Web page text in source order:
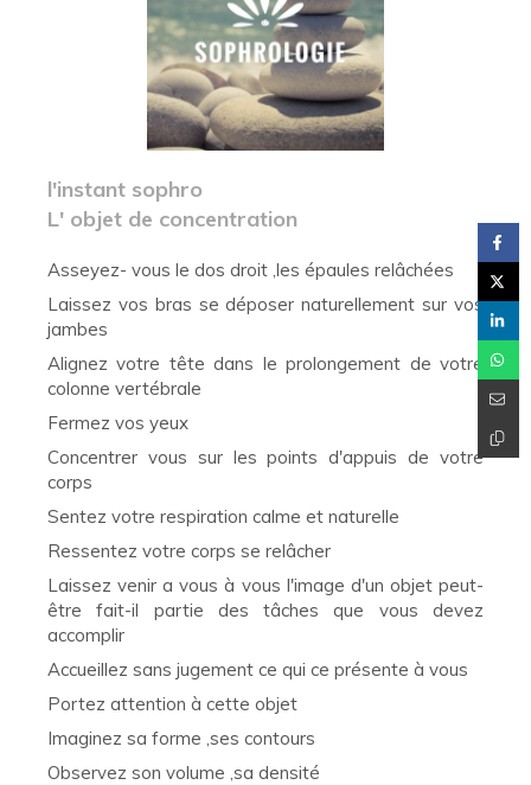
l'instant sophro
L' objet de concentration
Asseyez- vous le dos droit ,les épaules relâchées
Laissez vos bras se déposer naturellement sur vos
jambes
Alignez votre tête dans le prolongement de votre
colonne vertébrale
Fermez vos yeux
Concentrer vous sur les points d'appuis de votre
corps
Sentez votre respiration calme et naturelle
Ressentez votre corps se relâcher
Laissez venir a vous à vous l'image d'un objet peut-
être fait-il partie des tâches que vous devez
accomplir
Accueillez sans jugement ce qui ce présente à vous
Portez attention à cette objet
Imaginez sa forme ,ses contours
Observez son volume ,sa densité